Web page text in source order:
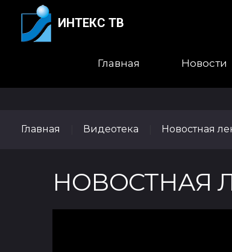
ИНТЕКС ТВ
Главная Новости
Главная Видеотека Новостная
НОВОСТНАЯ